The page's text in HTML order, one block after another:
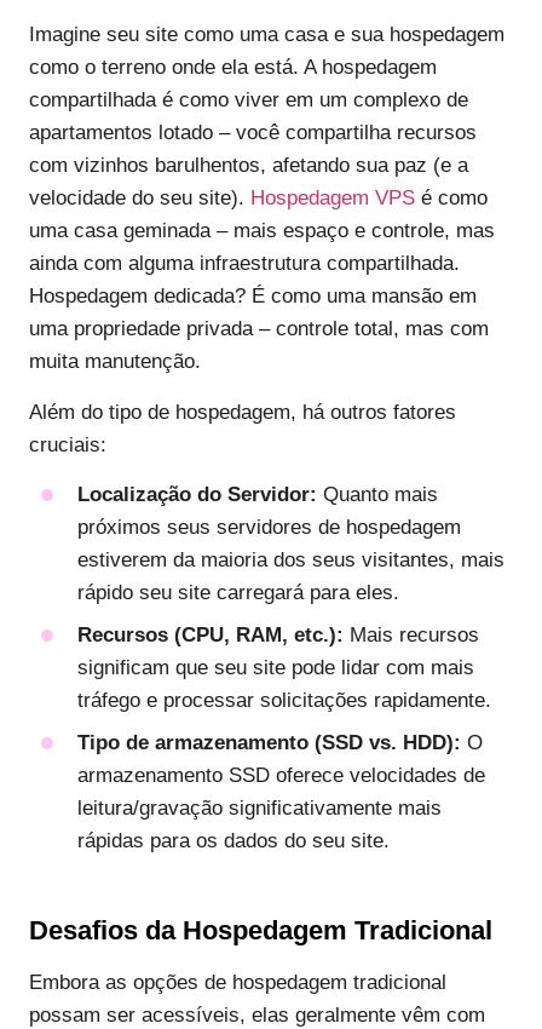
Imagine seu site como uma casa e sua hospedagem
como o terreno onde ela está. A hospedagem
compartilhada é como viver em um complexo de
apartamentos lotado – você compartilha recursos
com vizinhos barulhentos, afetando sua paz (e a
velocidade do seu site). Hospedagem VPS é como
uma casa geminada – mais espaço e controle, mas
ainda com alguma infraestrutura compartilhada.
Hospedagem dedicada? É como uma mansão em
uma propriedade privada – controle total, mas com
muita manutenção.
Além do tipo de hospedagem, há outros fatores
cruciais:
Localização do Servidor: Quanto mais
próximos seus servidores de hospedagem
estiverem da maioria dos seus visitantes, mais
rápido seu site carregará para eles.
Recursos (CPU, RAM, etc.): Mais recursos
significam que seu site pode lidar com mais
tráfego e processar solicitações rapidamente.
Tipo de armazenamento (SSD vs. HDD): O
armazenamento SSD oferece velocidades de
leitura/gravação significativamente mais
rápidas para os dados do seu site.
Desafios da Hospedagem Tradicional
Embora as opções de hospedagem tradicional
possam ser acessíveis, elas geralmente vêm com